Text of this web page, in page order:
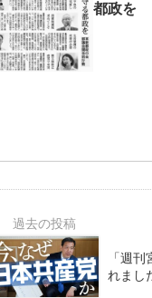
都政を
「週
れまし